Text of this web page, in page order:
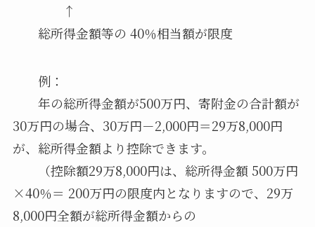
↑
総所得金額等の 40％相当額が限度
例：
年の総所得金額が500万円、寄附金の合計額が
30万円の場合、30万円－2,000円＝29万8,000円
が、総所得金額より控除できます。
（控除額29万8,000円は、総所得金額 500万円
×40％＝ 200万円の限度内となりますので、29万
8,000円全額が総所得金額からの